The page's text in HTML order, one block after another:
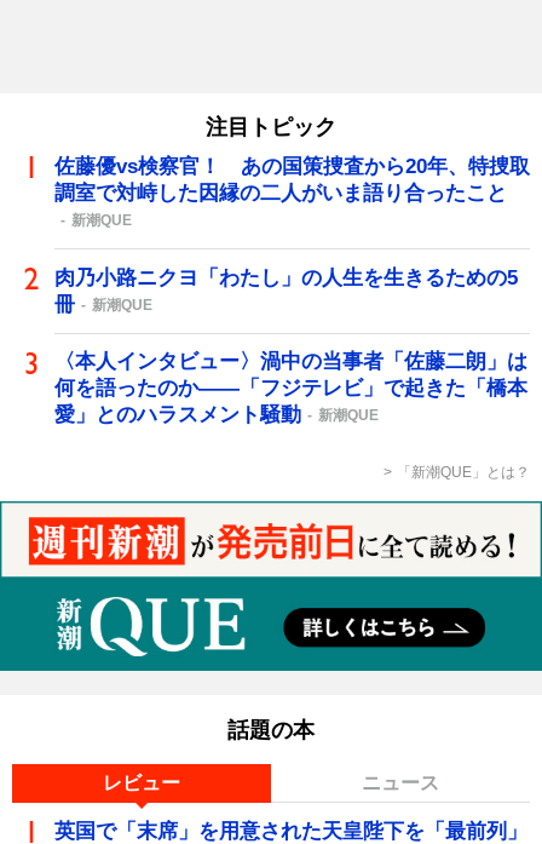
注目トピック
佐藤優vs検察官！ あの国策捜査から20年、特捜取
調室で対峙した因縁の二人がいま語り合ったこと
新潮QUE
肉乃小路ニクヨ「わたし」の人生を生きるための5
冊
新潮QUE
〈本人インタビュー〉渦中の当事者「佐藤二朗」は
何を語ったのか――「フジテレビ」で起きた「橋本
愛」とのハラスメント騒動
新潮QUE
「新潮QUE」とは？
話題の本
レビュー ニュース
英国で「末席」を用意された天皇陛下を「最前列」